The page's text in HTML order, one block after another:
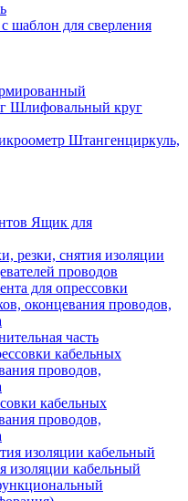
шаблон для сверления
Шлифовальный круг
Штангенциркуль,
Ящик для
резки, снятия изоляции
проводов
для опрессовки
оконцевания проводов,
часть
кабельных
проводов,
изоляции кабельный